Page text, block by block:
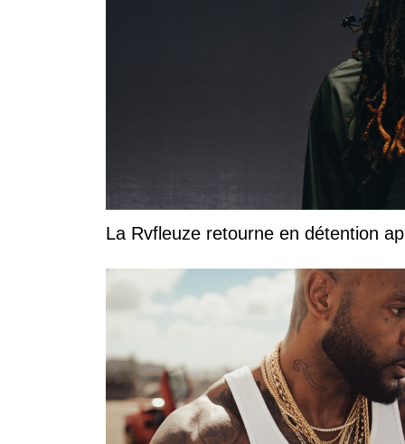
La Rvfleuze retourne en détention